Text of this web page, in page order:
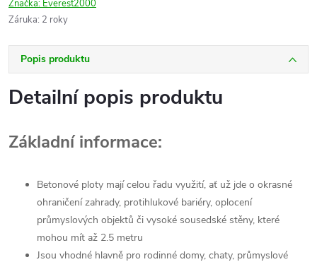
Značka: Everest2000
Záruka: 2 roky
Popis produktu
Detailní popis produktu
Základní informace:
Betonové ploty mají celou řadu využití, ať už jde o okrasné
ohraničení zahrady, protihlukové bariéry, oplocení
průmyslových objektů či vysoké sousedské stěny, které
mohou mít až 2.5 metru
Jsou vhodné hlavně pro rodinné domy, chaty, průmyslové